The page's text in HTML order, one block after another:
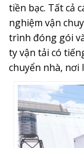
tiền bạc. Tất cả
nghiệm vận
trình đóng gói
ty vận tải có
chuyển nhà, nơi